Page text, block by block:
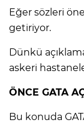
Eğer sözleri
getiriyor.
Dünkü
askeri
ÖNCE GATA
Bu konuda